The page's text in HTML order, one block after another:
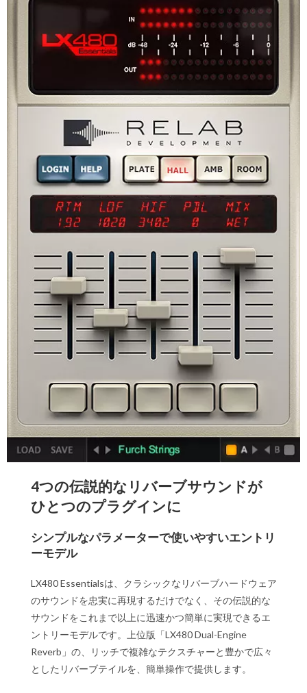
4つの伝説的なリバーブサウンドが
ひとつのプラグインに
シンプルなパラメーターで使いやすいエントリ
ーモデル
LX480 Essentialsは、クラシックなリバーブハードウェア
のサウンドを忠実に再現するだけでなく、その伝説的な
サウンドをこれまで以上に迅速かつ簡単に実現できるエ
ントリーモデルです。上位版「LX480 Dual-Engine
Reverb」の、リッチで複雑なテクスチャーと豊かで広々
としたリバーブテイルを、簡単操作で提供します。